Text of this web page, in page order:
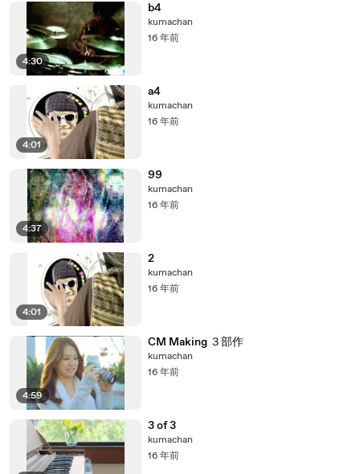
4:30
b4
kumachan
16 年前
4:01
a4
kumachan
16 年前
4:37
99
kumachan
16 年前
4:01
2
kumachan
16 年前
4:59
CM Making ３部作
kumachan
16 年前
3 of 3
kumachan
16 年前